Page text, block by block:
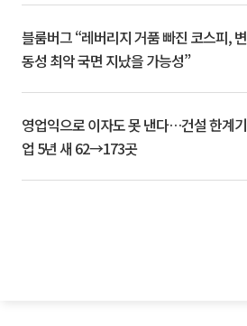
블룸버그 “레버리지 거품 빠진 코스피, 변
동성 최악 국면 지났을 가능성”
영업익으로 이자도 못 낸다…건설 한계기
업 5년 새 62→173곳